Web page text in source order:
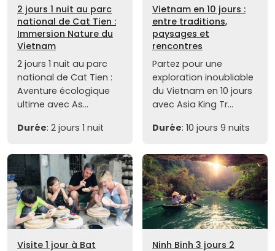
2 jours 1 nuit au parc
national de Cat Tien :
Immersion Nature du
Vietnam
2 jours 1 nuit au parc
national de Cat Tien :
Aventure écologique
ultime avec As...
Durée: 2 jours 1 nuit
Vietnam en 10 jours :
entre traditions,
paysages et
rencontres
Partez pour une
exploration inoubliable
du Vietnam en 10 jours
avec Asia King Tr...
Durée: 10 jours 9 nuits
Visite 1 jour à Bat
Ninh Binh 3 jours 2